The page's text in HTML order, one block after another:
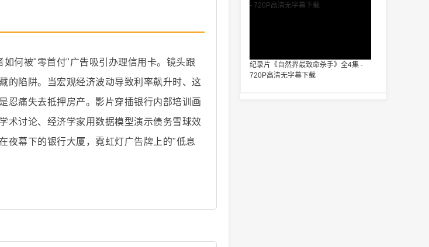
何被"零首付"广告吸引办理信用卡。镜头跟
的陷阱。当宏观经济波动导致利率飙升时、这
忍痛失去抵押房产。影片穿插银行内部培训画
术讨论、经济学家用数据模型演示债务雪球效
夜幕下的银行大厦，霓虹灯广告牌上的"低息
纪录片《自然界最致命杀手》全4集 -
720P高清无字幕下载